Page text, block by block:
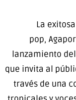
La
pop,
lanzamiento
que invita al
través de una